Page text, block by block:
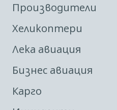
Производители
Хеликоптери
Лека авиация
Бизнес авиация
Карго